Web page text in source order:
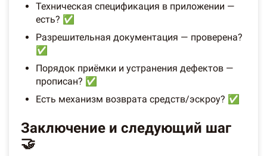
Техническая спецификация в приложении —
есть? ✅
Разрешительная документация — проверена?
✅
Порядок приёмки и устранения дефектов —
прописан? ✅
Есть механизм возврата средств/эскроу? ✅
Заключение и следующий шаг
🤝